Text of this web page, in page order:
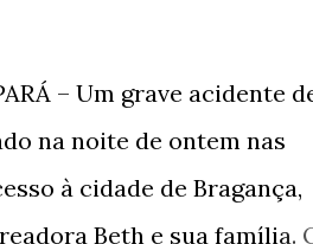
– Um grave acidente
na noite de ontem nas
à cidade de Bragança,
Beth e sua família.